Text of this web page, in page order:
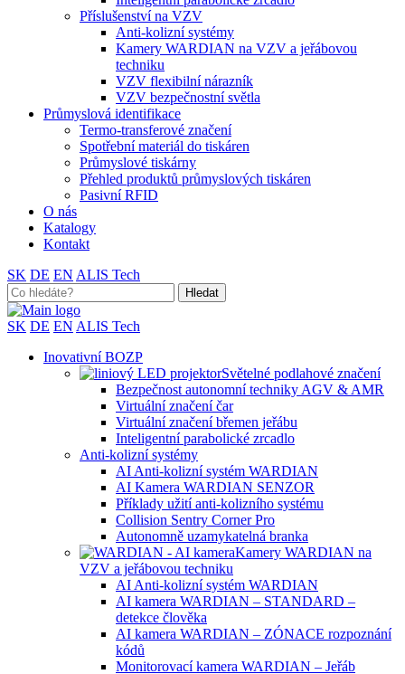
Příslušenství na VZV
Anti-kolizní systémy
Kamery WARDIAN na VZV a jeřábovou
techniku
VZV flexibilní nárazník
VZV bezpečnostní světla
Průmyslová identifikace
Termo-transferové značení
Spotřební materiál do tiskáren
Průmyslové tiskárny
Přehled produktů průmyslových tiskáren
Pasivní RFID
O nás
Katalogy
Kontakt
SK DE EN ALIS Tech
Search
for:
SK DE EN ALIS Tech
Inovativní BOZP
Světelné podlahové značení
Bezpečnost autonomní techniky AGV & AMR
Virtuální značení čar
Virtuální značení břemen jeřábu
Inteligentní parabolické zrcadlo
Anti-kolizní systémy
AI Anti-kolizní systém WARDIAN
AI Kamera WARDIAN SENZOR
Příklady užití anti-kolizního systému
Collision Sentry Corner Pro
Autonomně uzamykatelná branka
Kamery WARDIAN na
VZV a jeřábovou techniku
AI Anti-kolizní systém WARDIAN
AI kamera WARDIAN – STANDARD –
detekce člověka
AI kamera WARDIAN – ZÓNACE rozpoznání
kódů
Monitorovací kamera WARDIAN – Jeřáb